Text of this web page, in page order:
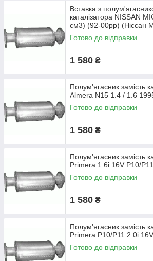
аналогічну продукцію вітчизняного
096-097-97-11
Вставка з
каталізатора NISSAN
см3) (92-00рр) (Ніссан
Готово до відправки
1 580 ₴
Полум'ягасник замість
Almera N15 1.4 / 1.6
Готово до відправки
1 580 ₴
Полум'ягасник замість
Primera 1.6i 16V P10/
Готово до відправки
1 580 ₴
Полум'ягасник замість
Primera P10/P11 2.0i
Готово до відправки